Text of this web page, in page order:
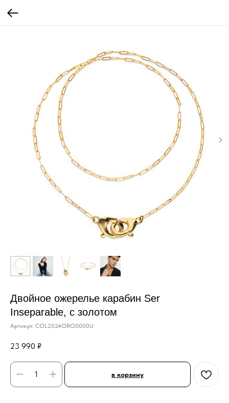
Двойное ожерелье карабин Ser
Inseparable, с золотом
Артикул: COL2024ORO0000U
23 990 ₽
в корзину